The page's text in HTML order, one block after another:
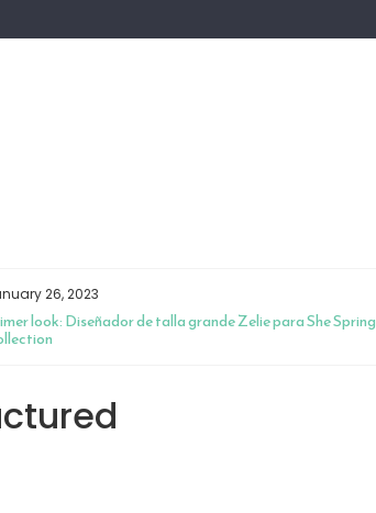
26, 2023
look: Diseñador de talla grande Zelie para She Spring